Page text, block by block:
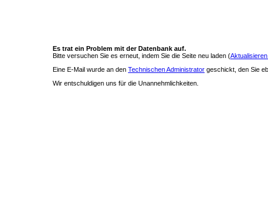
Es trat ein Problem mit der Datenbank auf.
Bitte versuchen Sie es erneut, indem Sie die Seite neu laden (
Eine E-Mail wurde an den Technischen Administrator geschickt, den Sie
Wir entschuldigen uns für die Unannehmlichkeiten.